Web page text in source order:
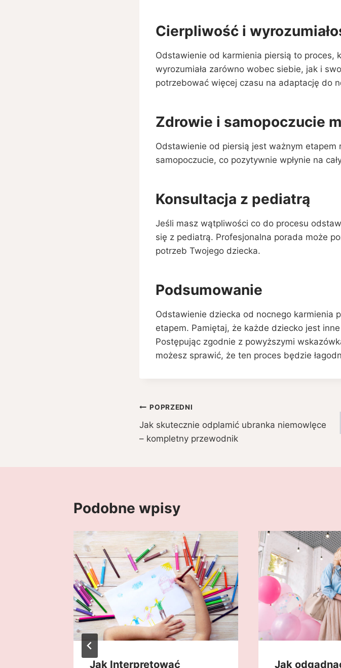
Cierpliwość i
Odstawienie od karmienia piersią to proces,
wyrozumiała zarówno wobec siebie, jak i
potrzebować więcej czasu na adaptację do
Zdrowie i samopoczucie
Odstawienie od piersią jest ważnym
samopoczucie, co pozytywnie wpłynie na
Konsultacja z pediatrą
Jeśli masz wątpliwości co do procesu
się z pediatrą. Profesjonalna porada może
potrzeb Twojego dziecka.
Podsumowanie
Odstawienie dziecka od nocnego karmienia
etapem. Pamiętaj, że każde dziecko jest
Postępując zgodnie z powyższymi
możesz sprawić, że ten proces będzie
Nawigacja
wpisu
POPRZEDNI
Jak skutecznie odplamić ubranka niemowlęce
– kompletny przewodnik
Podobne wpisy
Jak Interpretować Jak